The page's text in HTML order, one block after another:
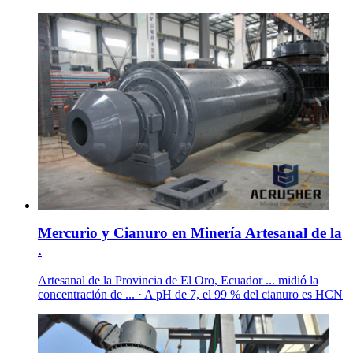
Mercurio y Cianuro en Minería Artesanal de la
.
Artesanal de la Provincia de El Oro, Ecuador ... midió la
concentración de ... · A pH de 7, el 99 % del cianuro es HCN